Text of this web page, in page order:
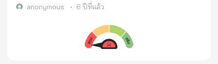
อยากอ่าน และมองว่าไม่น่าจะมีอันตรายอะไรเกิดขึ้น 4.
Banking การเชื่อมระหว่างบัญชี Mobile Banking ของผู้
เสียหาย กับบัญชี E-Wallet ของคนร้ายก็จะสมบูรณ์ ดัง
anonymous • 6 ปีที่แล้ว